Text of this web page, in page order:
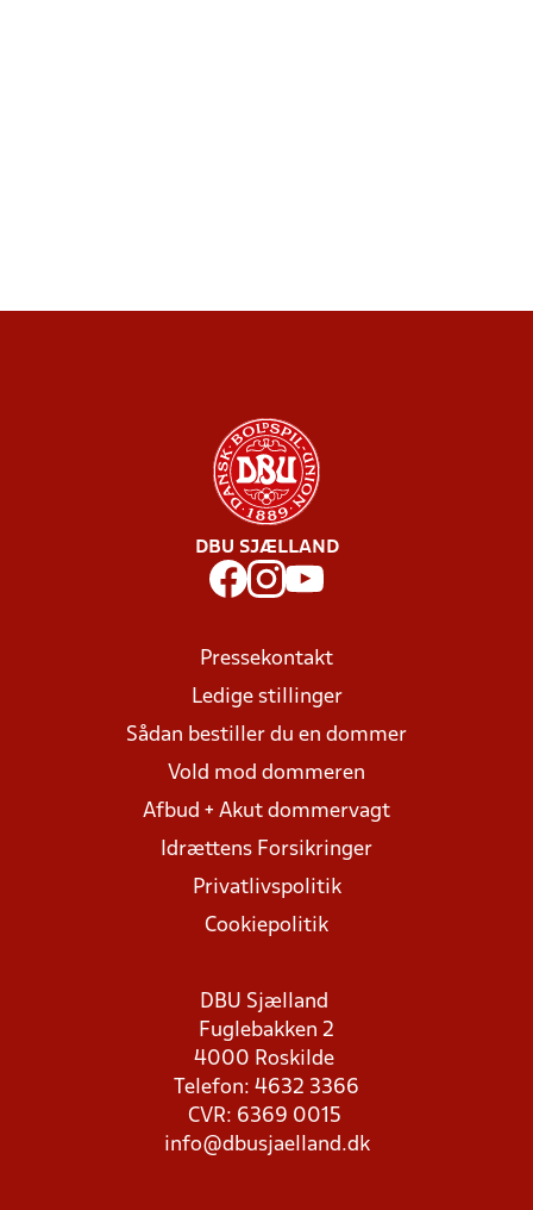
DBU SJÆLLAND
Pressekontakt
Ledige stillinger
Sådan bestiller du en dommer
Vold mod dommeren
Afbud + Akut dommervagt
Idrættens Forsikringer
Privatlivspolitik
Cookiepolitik
DBU Sjælland
Fuglebakken 2
4000 Roskilde
Telefon: 4632 3366
CVR: 6369 0015
info@dbusjaelland.dk